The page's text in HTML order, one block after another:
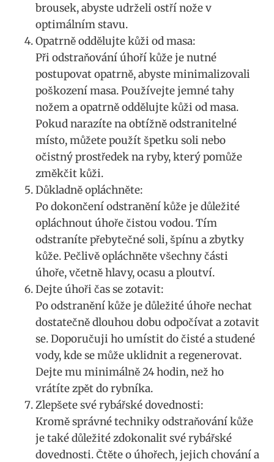
brousek, abyste udrželi ostří nože v
optimálním stavu.
Opatrně oddělujte kůži od masa:
Při odstraňování úhoří kůže je nutné
postupovat opatrně, abyste minimalizovali
poškození masa. Používejte jemné tahy
nožem a opatrně oddělujte kůži od masa.
Pokud narazíte na obtížně odstranitelné
místo, můžete použít špetku soli nebo
očistný prostředek na ryby, který pomůže
změkčit kůži.
Důkladně opláchněte:
Po dokončení odstranění kůže je důležité
opláchnout úhoře čistou vodou. Tím
odstraníte přebytečné soli, špínu a zbytky
kůže. Pečlivě opláchněte všechny části
úhoře, včetně hlavy, ocasu a ploutví.
Dejte úhoři čas se zotavit:
Po odstranění kůže je důležité úhoře nechat
dostatečně dlouhou dobu odpočívat a zotavit
se. Doporučuji ho umístit do čisté a studené
vody, kde se může uklidnit a regenerovat.
Dejte mu minimálně 24 hodin, než ho
vrátíte zpět do rybníka.
Zlepšete své rybářské dovednosti:
Kromě správné techniky odstraňování kůže
je také důležité zdokonalit své rybářské
dovednosti. Čtěte o úhořech, jejich chování a